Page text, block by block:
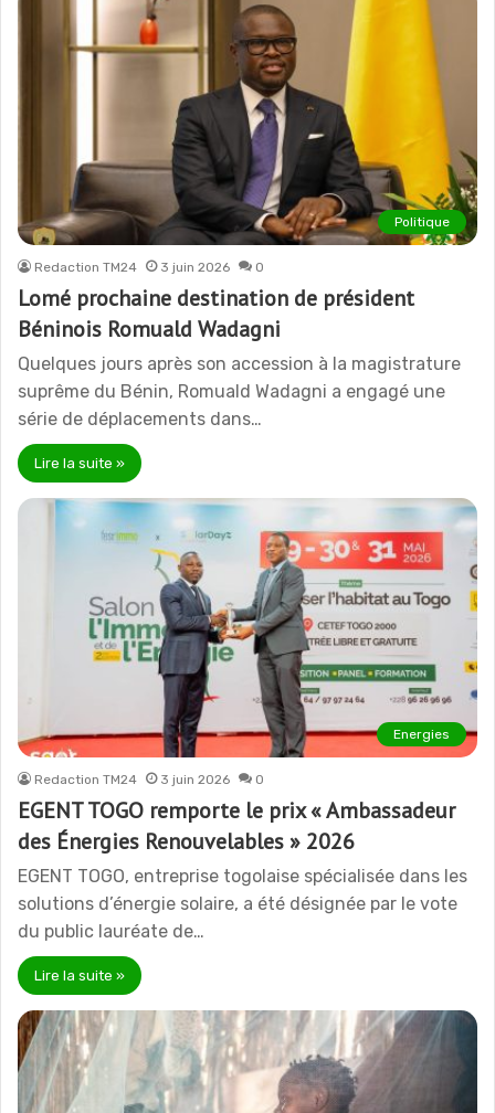
Politique
Redaction TM24 3 juin 2026 0
Lomé prochaine destination de président
Béninois Romuald Wadagni
Quelques jours après son accession à la magistrature
suprême du Bénin, Romuald Wadagni a engagé une
série de déplacements dans…
Lire la suite »
Energies
Redaction TM24 3 juin 2026 0
EGENT TOGO remporte le prix « Ambassadeur
des Énergies Renouvelables » 2026
EGENT TOGO, entreprise togolaise spécialisée dans les
solutions d’énergie solaire, a été désignée par le vote
du public lauréate de…
Lire la suite »